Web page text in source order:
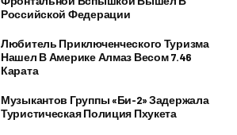
Российской Федерации
Любитель Приключенческого Туризма
Нашел В Америке Алмаз Весом 7.46
Карата
Музыкантов Группы «Би-2» Задержала
Туристическая Полиция Пхукета